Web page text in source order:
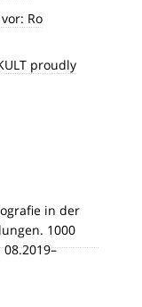
Ro
proudly